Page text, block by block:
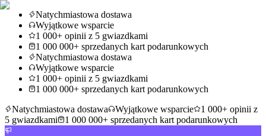
Natychmiastowa dostawa
Wyjątkowe wsparcie
1 000+ opinii z 5 gwiazdkami
1 000 000+ sprzedanych kart podarunkowych
Natychmiastowa dostawa
Wyjątkowe wsparcie
1 000+ opinii z 5 gwiazdkami
1 000 000+ sprzedanych kart podarunkowych
Natychmiastowa dostawa
Wyjątkowe wsparcie
1 000+ opinii z
5 gwiazdkami
1 000 000+ sprzedanych kart podarunkowych